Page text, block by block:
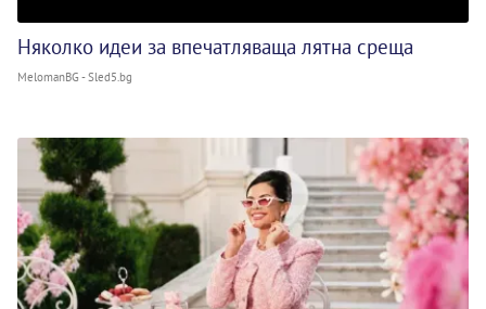
Няколко идеи за впечатляваща лятна среща
MelomanBG - Sled5.bg